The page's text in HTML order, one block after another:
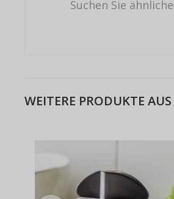
Suchen Sie
WEITERE PRODUKTE